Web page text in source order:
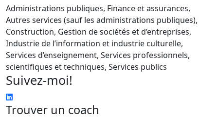
Administrations publiques, Finance et assurances,
Autres services (sauf les administrations publiques),
Construction, Gestion de sociétés et d’entreprises,
Industrie de l’information et industrie culturelle,
Services d’enseignement, Services professionnels,
scientifiques et techniques, Services publics
Suivez-moi!
Trouver un coach